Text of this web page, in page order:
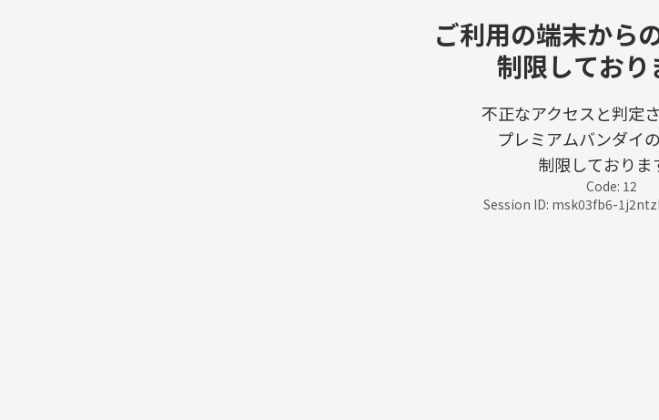
ご利用の端末から
制限しており
不正なアクセスと判定さ
プレミアムバンダイ
制限しておりま
Code: 12
Session ID: msk03fb6-